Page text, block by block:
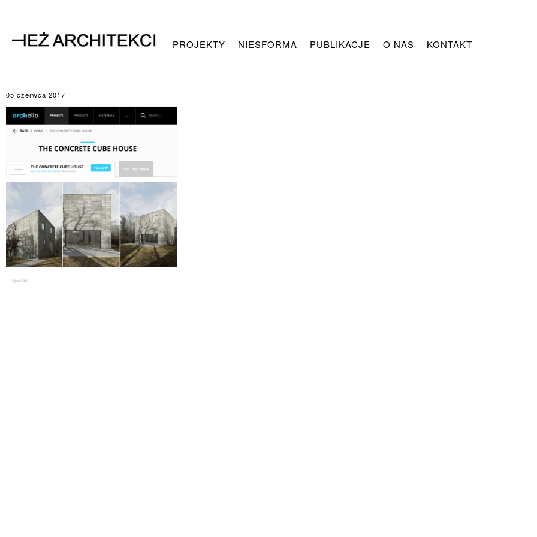
PROJEKTY NIESFORMA PUBLIKACJE O NAS KONTAKT
05 czerwca 2017